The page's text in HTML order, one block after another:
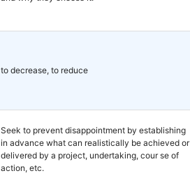
to decrease, to reduce
Seek to prevent disappointment by establishing
in advance what can realistically be achieved or
delivered by a project, undertaking, cour se of
action, etc.